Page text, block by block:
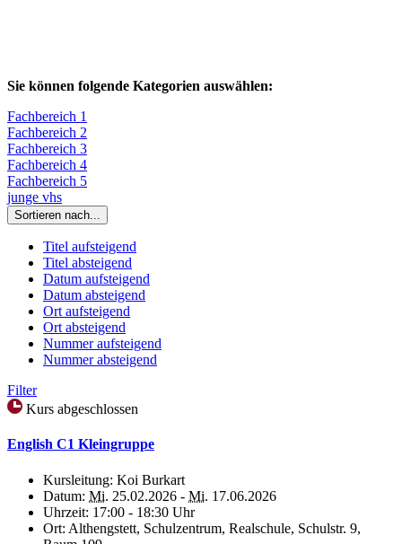
Sie können folgende Kategorien auswählen:
Fachbereich 1
Fachbereich 2
Fachbereich 3
Fachbereich 4
Fachbereich 5
junge vhs
Sortieren nach...
Titel aufsteigend
Titel absteigend
Datum aufsteigend
Datum absteigend
Ort aufsteigend
Ort absteigend
Nummer aufsteigend
Nummer absteigend
Filter
Kurs abgeschlossen
English C1 Kleingruppe
Kursleitung: Koi Burkart
Datum: Mi. 25.02.2026 - Mi. 17.06.2026
Uhrzeit: 17:00 - 18:30 Uhr
Ort: Althengstett, Schulzentrum, Realschule, Schulstr. 9,